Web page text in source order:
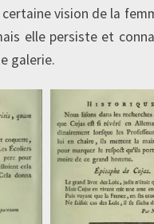
vision de la
elle persiste et
galerie.